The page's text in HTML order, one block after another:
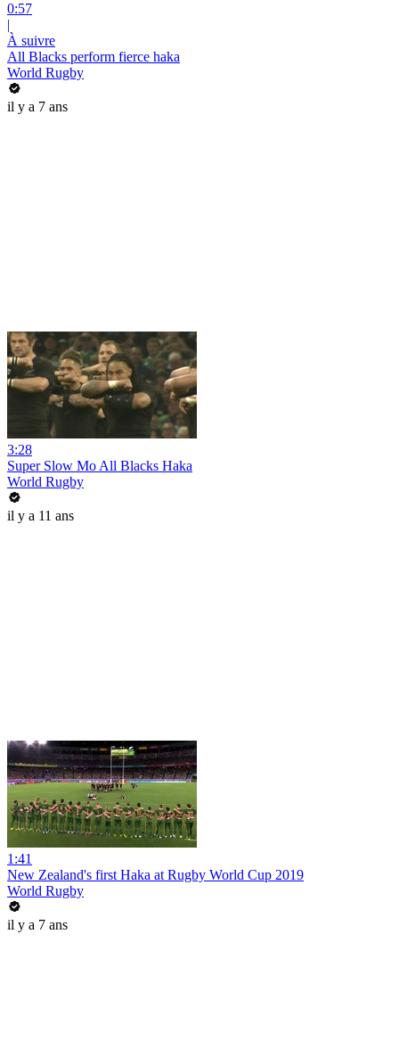
0:57
|
À suivre
All Blacks perform fierce haka
World Rugby
il y a 7 ans
3:28
Super Slow Mo All Blacks Haka
World Rugby
il y a 11 ans
1:41
New Zealand's first Haka at Rugby World Cup 2019
World Rugby
il y a 7 ans